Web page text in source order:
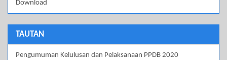
Download
TAUTAN
Pengumuman Kelulusan dan Pelaksanaan PPDB 2020